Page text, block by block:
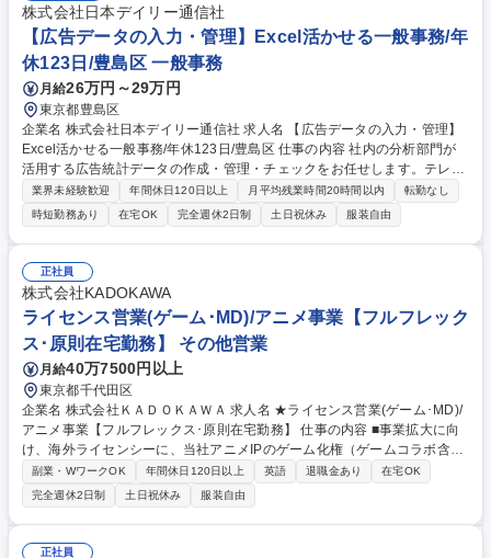
る予約受付、売上・入金処理 【施設管理】客室及び共用部、温浴施設の清
掃、ホテル内の設備点検などの計画及び実行、その他付帯設備の点検管
理、駐車場内での車両誘導・管理、送迎ドライバーなど 募集職種 【陸前
高田/ドーミーイン】ホテルスタッフ◆東証プライム上場企業
株式会社日本デイリー通信社
【広告データの入力・管理】Excel活かせる一般事務/年
休123日/豊島区 一般事務
月給26万円～29万円
東京都豊島区
企業名 株式会社日本デイリー通信社 求人名 【広告データの入力・管理】
Excel活かせる一般事務/年休123日/豊島区 仕事の内容 社内の分析部門が
活用する広告統計データの作成・管理・チェックをお任せします。テレ
ビ、Web、新聞などの広告情報が、マニュアルに沿って正しく入力・紐づ
けされているかをコツコツ精査する一般事務です。 【主な業務】新聞・雑
誌のデータ入力、テレビ・Web・交通広告データの統合・紐づけ、テレビ
CM自動検出データの精査など。 入社後は丁寧なマニュアルに沿って、ル
ールを理解することからスタート。慣れてきたら、アルバイトスタッフの
成果物のチェックや簡単な指示出しなどもお願いします。周囲とコミュニ
ケーションを取りながら、正確に進める面白さがあります。業務内容の変
更の範囲:会社の定める業務 募集職種 【広告データの入力・管理】Excel
活かせる一般事務/年休123日/豊島区
業界未経験歓迎 年間休日120日以上 月平均残業時間20時間以内
転勤なし
時短勤務あり
在宅OK 完全週休2日制 土日祝休み 服装自由
正社員
株式会社KADOKAWA
ライセンス営業(ゲーム･MD)/アニメ事業【フルフレック
ス･原則在宅勤務】 その他営業
月給40万7500円以上
東京都千代田区
企業名 株式会社ＫＡＤＯＫＡＷＡ 求人名 ★ライセンス営業(ゲーム･MD)/
アニメ事業【フルフレックス･原則在宅勤務】 仕事の内容 ■事業拡大に向
け、海外ライセンシーに、当社アニメIPのゲーム化権（ゲームコラボ含
む）の営業職を募集。★IP創出大手KADOKAWA/世界に当社作品を発信/フ
ルフレックス･高いリモートワーク率で柔軟な働き方◎★ 実務経験を持
ち、前線で自律自走できる方を想定。 【具体的には】海外ライセンシーと
のMTG、諸条件の交渉、必要となる資料作成やデータ検証、契約書の締結
等。アニメプロデューサーや原作サイドと連携し、企画の精査、スケジュ
副業・WワークOK 年間休日120日以上 英語 退職金あり
在宅OK
完全週休2日制
土日祝休み 服装自由
正社員